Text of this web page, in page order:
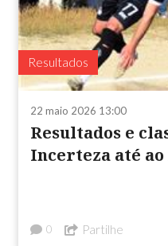
Resultados
22 maio 2026 13:00
Resultados e
Incerteza até
0 Partilhe